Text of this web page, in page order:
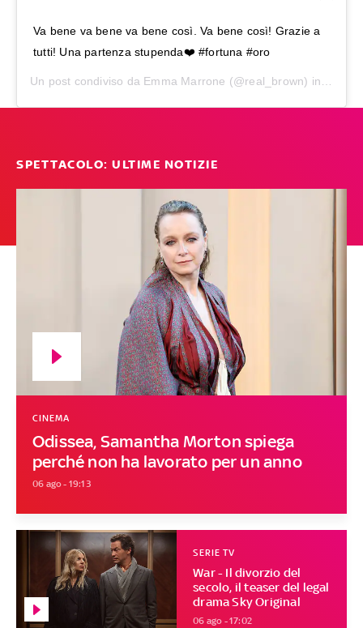
Va bene va bene va bene così. Va bene così! Grazie a
tutti! Una partenza stupenda❤️ #fortuna #oro
Un post condiviso da Emma Marrone (@real_brown) in data:
SPETTACOLO: ULTIME NOTIZIE
Odissea, Samantha Morton spiega
perché non ha lavorato per un anno
CINEMA
06 ago - 19:13
War - Il divorzio del
secolo, il teaser del legal
drama Sky Original
SERIE TV
06 ago - 17:02